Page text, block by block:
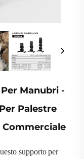
Manubri -
Palestre
supporto per